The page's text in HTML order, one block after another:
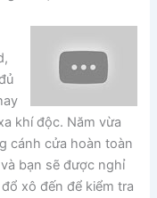
khí độc. Năm vừa
cánh cửa hoàn toàn
bạn sẽ được nghỉ
xô đến để kiểm tra